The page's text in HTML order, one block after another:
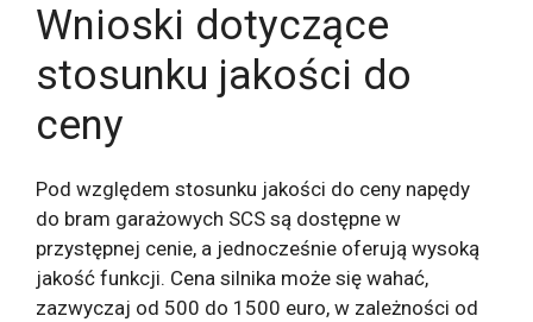
Wnioski dotyczące
stosunku jakości do
ceny
Pod względem stosunku jakości do ceny napędy
do bram garażowych SCS są dostępne w
przystępnej cenie, a jednocześnie oferują wysoką
jakość funkcji. Cena silnika może się wahać,
zazwyczaj od 500 do 1500 euro, w zależności od